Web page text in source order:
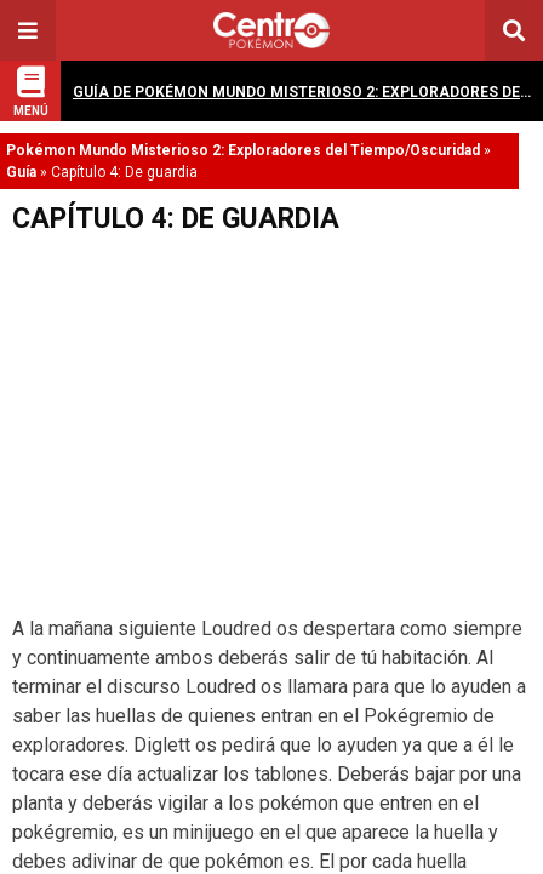
MENÚ
GUÍA DE POKÉMON MUNDO MISTERIOSO 2: EXPLORADORES DEL TIEMPO/OSCURIDAD
Pokémon Mundo Misterioso 2: Exploradores del Tiempo/Oscuridad »
Guía » Capítulo 4: De guardia
CAPÍTULO 4: DE GUARDIA
A la mañana siguiente Loudred os despertara como siempre
y continuamente ambos deberás salir de tú habitación. Al
terminar el discurso Loudred os llamara para que lo ayuden a
saber las huellas de quienes entran en el Pokégremio de
exploradores. Diglett os pedirá que lo ayuden ya que a él le
tocara ese día actualizar los tablones. Deberás bajar por una
planta y deberás vigilar a los pokémon que entren en el
pokégremio, es un minijuego en el que aparece la huella y
debes adivinar de que pokémon es. El por cada huella